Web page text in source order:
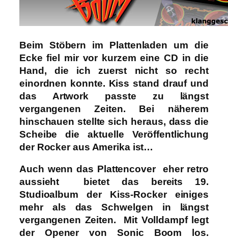
Beim Stöbern im Plattenladen um die
Ecke fiel mir vor kurzem eine CD in die
Hand, die ich zuerst nicht so recht
einordnen konnte. Kiss stand drauf und
das Artwork passte zu längst
vergangenen Zeiten. Bei näherem
hinschauen stellte sich heraus, dass die
Scheibe die aktuelle Veröffentlichung
der Rocker aus Amerika ist…
Auch wenn das Plattencover eher retro
aussieht bietet das bereits 19.
Studioalbum der Kiss-Rocker einiges
mehr als das Schwelgen in längst
vergangenen Zeiten. Mit Volldampf legt
der Opener von Sonic Boom los.